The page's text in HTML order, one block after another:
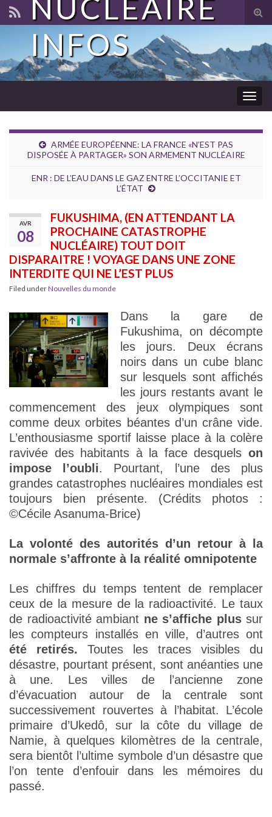
NUCLÉAIRE
INFOS
ARMÉE EUROPÉENNE: LA FRANCE «N’EST PAS
DISPOSÉE À PARTAGER» SON ARMEMENT NUCLÉAIRE
ENR : DE L’EAU DANS LE GAZ ENTRE L’OCCITANIE ET
L’ÉTAT
AVR
08
FUKUSHIMA, (EN ATTENDANT LA
PROCHAINE CATASTROPHE
NUCLÉAIRE) TOUT DOIT
DISPARAITRE ! VOYAGE DANS UNE ZONE
INTERDITE QUI NE L’EST PLUS
Filed underNouvelles du monde
Dans la gare de
Fukushima, on décompte
les jours. Deux écrans
noirs dans un cube blanc
sur lesquels sont affichés
les jours restants avant le
commencement des jeux olympiques sont
comme deux orbites béantes d’un crâne vide.
L’enthousiasme sportif laisse place à la colère
ravivée des habitants à la face desquels on
impose l’oubli. Pourtant, l’une des plus
grandes catastrophes nucléaires mondiales est
toujours bien présente. (Crédits photos :
©Cécile Asanuma-Brice)
La volonté des autorités d’un retour à la
normale s’affronte à la réalité omnipotente
Les chiffres du temps tentent de remplacer
ceux de la mesure de la radioactivité. Le taux
de radioactivité ambiant ne s’affiche plussur
les compteurs installés en ville, d’autres ont
été retirés. Toutes les traces visibles du
désastre, pourtant présent, sont anéanties une
à une. Les villes de l’ancienne zone
d’évacuation autour de la centrale sont
successivement rouvertes à l’habitat. L’école
primaire d’Ukedô, sur la côte du village de
Namie, à quelques kilomètres de la centrale,
sera bientôt l’ultime symbole d’un désastre que
l’on tente d’enfouir dans les mémoires du
passé.